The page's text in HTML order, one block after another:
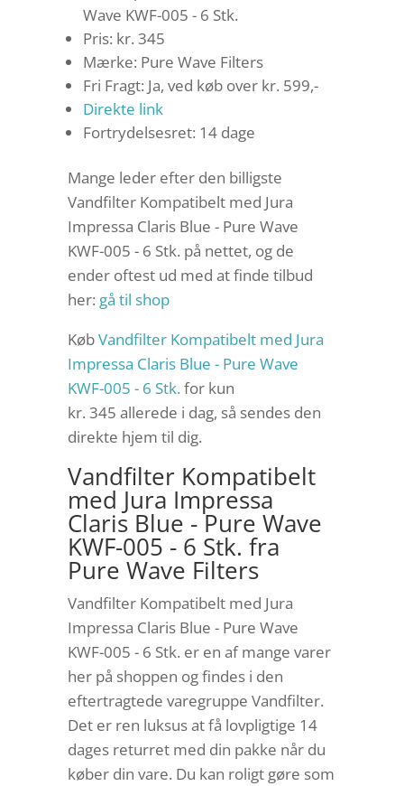
Wave KWF-005 - 6 Stk.
Pris: kr. 345
Mærke: Pure Wave Filters
Fri Fragt: Ja, ved køb over kr. 599,-
Direkte link
Fortrydelsesret: 14 dage
Mange leder efter den billigste
Vandfilter Kompatibelt med Jura
Impressa Claris Blue - Pure Wave
KWF-005 - 6 Stk. på nettet, og de
ender oftest ud med at finde tilbud
her: gå til shop
KøbVandfilter Kompatibelt med Jura
Impressa Claris Blue - Pure Wave
KWF-005 - 6 Stk.for kun
kr. 345 allerede i dag, så sendes den
direkte hjem til dig.
Vandfilter Kompatibelt
med Jura Impressa
Claris Blue - Pure Wave
KWF-005 - 6 Stk. fra
Pure Wave Filters
Vandfilter Kompatibelt med Jura
Impressa Claris Blue - Pure Wave
KWF-005 - 6 Stk. er en af mange varer
her på shoppen og findes i den
eftertragtede varegruppe Vandfilter.
Det er ren luksus at få lovpligtige 14
dages returret med din pakke når du
køber din vare. Du kan roligt gøre som